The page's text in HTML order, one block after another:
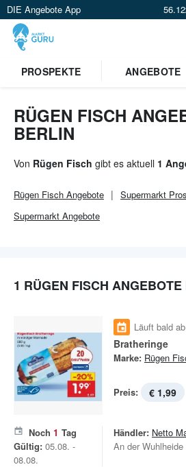
DIE Angebote App
PROSPEKTE ANGEBOTE
RÜGEN FISCH
BERLIN
Von Rügen Fisch gibt es aktuell 1
Rügen Fisch Angebote Supermarkt
Supermarkt Angebote
1 RÜGEN FISCH
Läuft bald ab
Bratheringe
Marke: Rügen
Preis: € 1,99
Noch 1 Tag
Gültig: 05.08. -
08.08.
Händler: Netto
An der Wuhlheide